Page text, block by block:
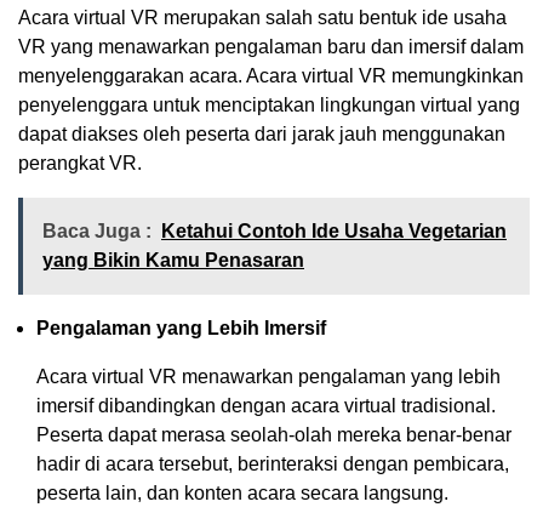
Acara virtual VR merupakan salah satu bentuk ide usaha
VR yang menawarkan pengalaman baru dan imersif dalam
menyelenggarakan acara. Acara virtual VR memungkinkan
penyelenggara untuk menciptakan lingkungan virtual yang
dapat diakses oleh peserta dari jarak jauh menggunakan
perangkat VR.
Baca Juga :
Ketahui Contoh Ide Usaha Vegetarian
yang Bikin Kamu Penasaran
Pengalaman yang Lebih Imersif
Acara virtual VR menawarkan pengalaman yang lebih
imersif dibandingkan dengan acara virtual tradisional.
Peserta dapat merasa seolah-olah mereka benar-benar
hadir di acara tersebut, berinteraksi dengan pembicara,
peserta lain, dan konten acara secara langsung.